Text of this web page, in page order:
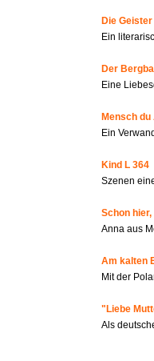
Die
Ein
Der
Eine
Mensch du
Ein
Kind L 364
Szenen
Schon
Anna aus
Am kalten
Mit der
"Liebe
Als